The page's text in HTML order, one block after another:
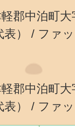
郡中泊町大
表） / ファ
郡中泊町大
表） / ファ